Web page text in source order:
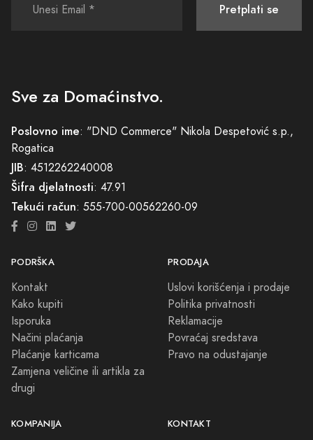
Pretplati se
Sve za Domaćinstvo.
Poslovno ime: "DND Commerce" Nikola Despetović s.p.,
Rogatica
JIB: 4512262240008
Šifra djelatnosti: 47.91
Tekući račun: 555-700-00562260-09
PODRŠKA
Kontakt
Kako kupiti
Isporuka
Načini plaćanja
Plaćanje karticama
Zamjena veličine ili artikla za
drugi
PRODAJA
Uslovi korišćenja i prodaje
Politika privatnosti
Reklamacije
Povraćaj sredstava
Pravo na odustajanje
KOMPANIJA KONTAKT